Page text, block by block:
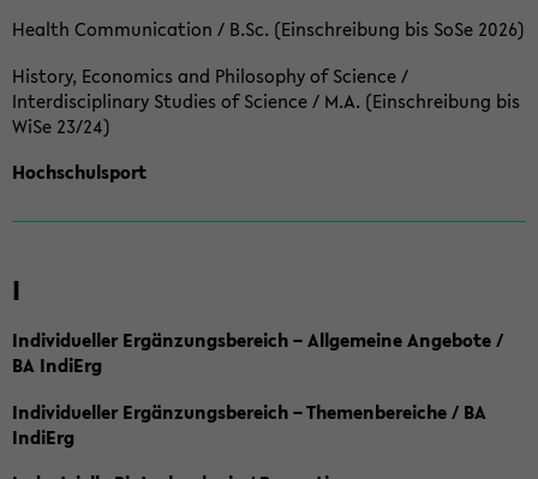
Health Communication / B.Sc. (Einschreibung bis SoSe 2026)
History, Economics and Philosophy of Science /
Interdisciplinary Studies of Science / M.A. (Einschreibung bis
WiSe 23/24)
Hochschulsport
I
Individueller Ergänzungsbereich – Allgemeine Angebote /
BA IndiErg
Individueller Ergänzungsbereich – Themenbereiche / BA
IndiErg